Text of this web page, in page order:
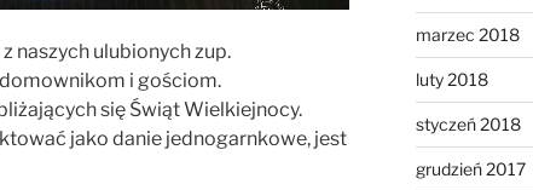
naszych ulubionych zup.
i gościom.
się Świąt Wielkiejnocy.
jako danie jednogarnkowe, jest
marzec 2018
luty 2018
styczeń 2018
grudzień 2017